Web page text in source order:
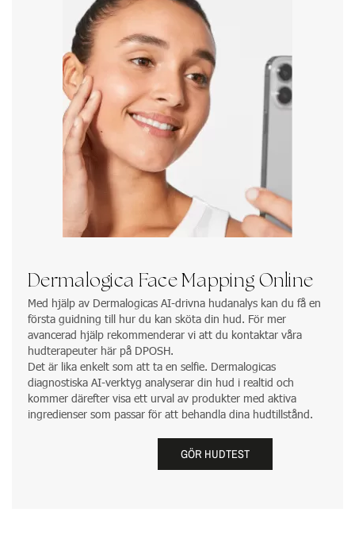
Dermalogica Face Mapping Online
Med hjälp av Dermalogicas AI-drivna hudanalys kan du få en
första guidning till hur du kan sköta din hud. För mer
avancerad hjälp rekommenderar vi att du kontaktar våra
hudterapeuter här på DPOSH.
Det är lika enkelt som att ta en selfie. Dermalogicas
diagnostiska AI-verktyg analyserar din hud i realtid och
kommer därefter visa ett urval av produkter med aktiva
ingredienser som passar för att behandla dina hudtillstånd.
GÖR HUDTEST